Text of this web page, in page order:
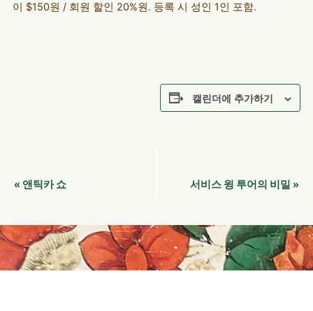
이 $150원 / 회원 할인 20%원. 등록 시 성인 1인 포함.
캘린더에 추가하기
이
트
네
비
« 앤틱카 쇼 서비스 윙 투어의 비밀 »